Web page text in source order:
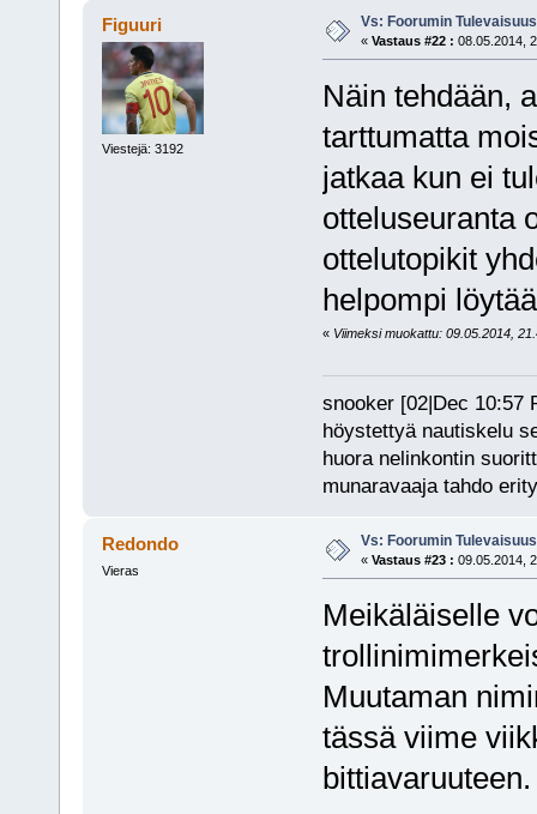
Figuuri
Viestejä: 3192
Vs: Foorumin
« Vastaus #22 : 08.05.2014,
Näin tehdään,
tarttumatta
jatkaa kun ei
otteluseuranta
ottelutopikit
helpompi
« Viimeksi muokattu: 09.05.2014,
snooker [02|Dec 10:57
höystettyä nautiskelu
huora nelinkontin
munaravaaja tahdo
Redondo
Vieras
Vs: Foorumin
« Vastaus #23 : 09.05.2014,
Meikäläiselle
Muutaman
tässä viime
bittiavaruuteen.